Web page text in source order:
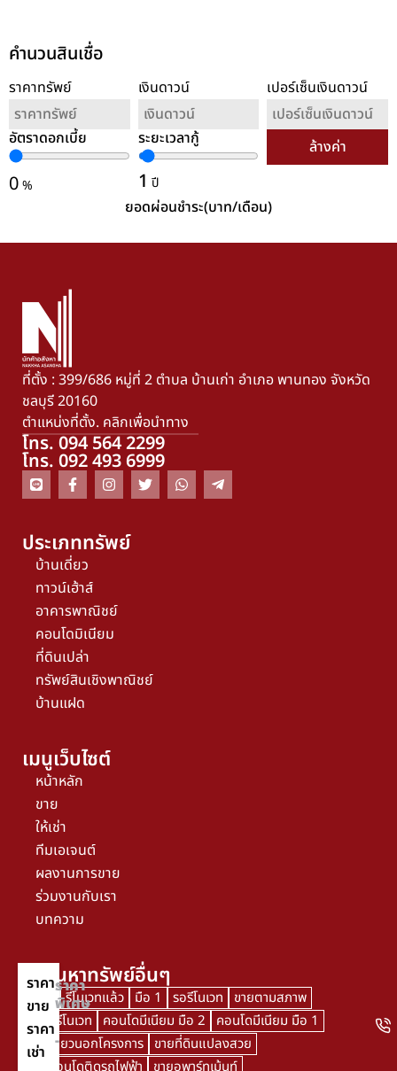
ราคา
ขาย
ราคา
พิเศษ
ราคา
เช่า
-
คำนวนสินเชื่อ
ราคาทรัพย์ เงินดาวน์ เปอร์เซ็นเงินดาวน์
อัตราดอกเบี้ย
0%
ระยะเวลากู้
1 ปี
ล้างค่า
ยอดผ่อนชำระ(บาท/เดือน)
ที่ตั้ง : 399/686 หมู่ที่ 2 ตำบล บ้านเก่า อำเภอ พานทอง จังหวัด
ชลบุรี 20160
ตำแหน่งที่ตั้ง. คลิกเพื่อนำทาง
โทร. 094 564 2299
โทร. 092 493 6999
ประเภททรัพย์
บ้านเดี่ยว
ทาวน์เฮ้าส์
อาคารพาณิชย์
คอนโดมิเนียม
ที่ดินเปล่า
ทรัพย์สินเชิงพาณิชย์
บ้านแฝด
เมนูเว็บไซต์
หน้าหลัก
ขาย
ให้เช่า
ทีมเอเจนต์
ผลงานการขาย
ร่วมงานกับเรา
บทความ
คำค้นหาทรัพย์อื่นๆ
มือ 2 รีโนเวทแล้ว มือ 1 รอรีโนเวท
ขายตามสภาพ
กำลังรีโนเวท
คอนโดมีเนียม มือ 2
คอนโดมีเนียม มือ 1
บ้านเดี่ยวนอกโครงการ ขายที่ดินแปลงสวย